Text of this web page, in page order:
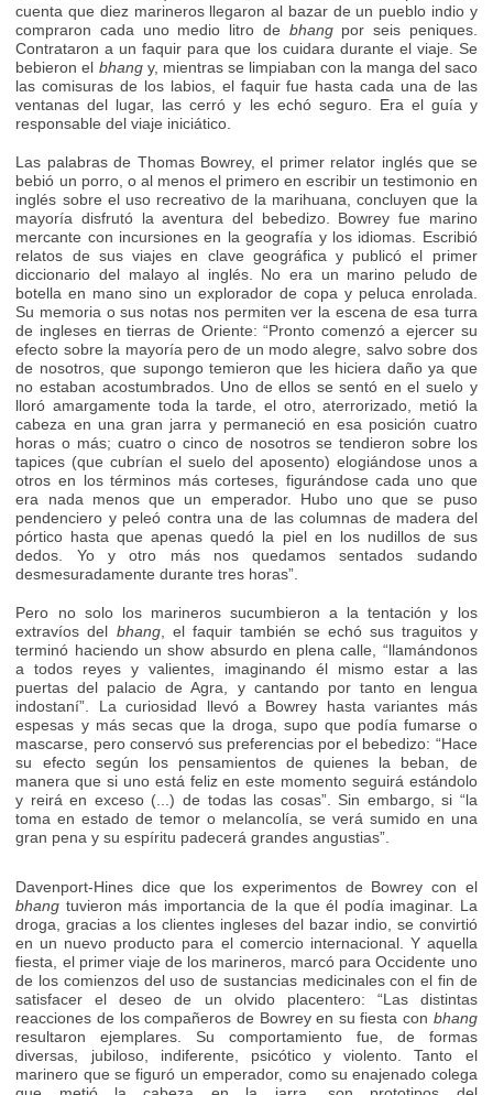
cuenta que diez marineros llegaron al bazar de un pueblo indio y
compraron cada uno medio litro de bhangpor seis peniques.
Contrataron a un faquir para que los cuidara durante el viaje. Se
bebieron el bhangy, mientras se limpiaban con la manga del saco
las comisuras de los labios, el faquir fue hasta cada una de las
ventanas del lugar, las cerró y les echó seguro. Era el guía y
responsable del viaje iniciático.
Las palabras de Thomas Bowrey, el primer relator inglés que se
bebió un porro, o al menos el primero en escribir un testimonio en
inglés sobre el uso recreativo de la marihuana, concluyen que la
mayoría disfrutó la aventura del bebedizo. Bowrey fue marino
mercante con incursiones en la geografía y los idiomas. Escribió
relatos de sus viajes en clave geográfica y publicó el primer
diccionario del malayo al inglés. No era un marino peludo de
botella en mano sino un explorador de copa y peluca enrolada.
Su memoria o sus notas nos permiten ver la escena de esa turra
de ingleses en tierras de Oriente: “Pronto comenzó a ejercer su
efecto sobre la mayoría pero de un modo alegre, salvo sobre dos
de nosotros, que supongo temieron que les hiciera daño ya que
no estaban acostumbrados. Uno de ellos se sentó en el suelo y
lloró amargamente toda la tarde, el otro, aterrorizado, metió la
cabeza en una gran jarra y permaneció en esa posición cuatro
horas o más; cuatro o cinco de nosotros se tendieron sobre los
tapices (que cubrían el suelo del aposento) elogiándose unos a
otros en los términos más corteses, figurándose cada uno que
era nada menos que un emperador. Hubo uno que se puso
pendenciero y peleó contra una de las columnas de madera del
pórtico hasta que apenas quedó la piel en los nudillos de sus
dedos. Yo y otro más nos quedamos sentados sudando
desmesuradamente durante tres horas”.
Pero no solo los marineros sucumbieron a la tentación y los
extravíos del bhang, el faquir también se echó sus traguitos y
terminó haciendo un show absurdo en plena calle, “llamándonos
a todos reyes y valientes, imaginando él mismo estar a las
puertas del palacio de Agra, y cantando por tanto en lengua
indostaní”. La curiosidad llevó a Bowrey hasta variantes más
espesas y más secas que la droga, supo que podía fumarse o
mascarse, pero conservó sus preferencias por el bebedizo: “Hace
su efecto según los pensamientos de quienes la beban, de
manera que si uno está feliz en este momento seguirá estándolo
y reirá en exceso (...) de todas las cosas”. Sin embargo, si “la
toma en estado de temor o melancolía, se verá sumido en una
gran pena y su espíritu padecerá grandes angustias”.
Davenport-Hines dice que los experimentos de Bowrey con el
bhang tuvieron más importancia de la que él podía imaginar. La
droga, gracias a los clientes ingleses del bazar indio, se convirtió
en un nuevo producto para el comercio internacional. Y aquella
fiesta, el primer viaje de los marineros, marcó para Occidente uno
de los comienzos del uso de sustancias medicinales con el fin de
satisfacer el deseo de un olvido placentero: “Las distintas
reacciones de los compañeros de Bowrey en su fiesta con bhang
resultaron ejemplares. Su comportamiento fue, de formas
diversas, jubiloso, indiferente, psicótico y violento. Tanto el
marinero que se figuró un emperador, como su enajenado colega